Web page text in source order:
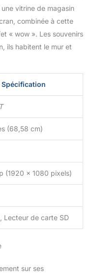
vitrine de magasin
combinée à cette
« wow ». Les souvenirs
ils habitent le mur et
Spécification
(68,58 cm)
(1920 x 1080 pixels)
Lecteur de carte SD
sur ses